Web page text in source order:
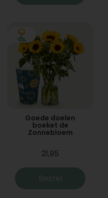
Goede doelen
boeket de
Zonnebloem
21,95
Bestel